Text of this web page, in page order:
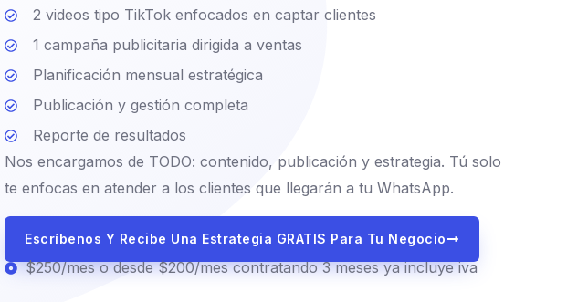
2 videos tipo TikTok enfocados en captar clientes
1 campaña publicitaria dirigida a ventas
Planificación mensual estratégica
Publicación y gestión completa
Reporte de resultados
Nos encargamos de TODO: contenido, publicación y estrategia. Tú solo
te enfocas en atender a los clientes que llegarán a tu WhatsApp.
Escríbenos Y Recibe Una Estrategia GRATIS Para Tu Negocio
$250/mes o desde $200/mes contratando 3 meses ya incluye iva